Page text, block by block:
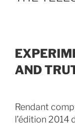
AND
Rendant
l’édition 2014